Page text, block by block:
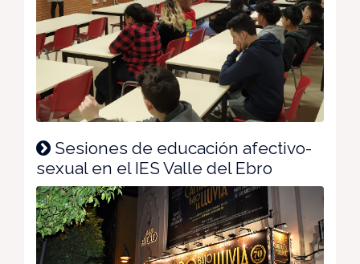
Sesiones de educación afectivo-
sexual en el IES Valle del Ebro